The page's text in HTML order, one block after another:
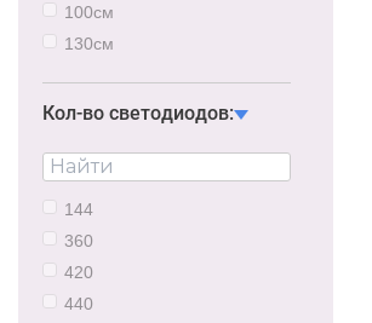
100см
130см
200см
Кол-во светодиодов:
144
360
420
440